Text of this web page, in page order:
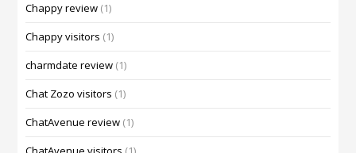
Chappy review (1)
Chappy visitors (1)
charmdate review (1)
Chat Zozo visitors (1)
ChatAvenue review (1)